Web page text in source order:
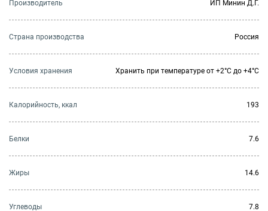
Производитель ИП Минин Д.Г.
Страна производства Россия
Условия хранения Хранить при температуре от +2°С до +4°С
Калорийность, ккал 193
Белки 7.6
Жиры 14.6
Углеводы 7.8